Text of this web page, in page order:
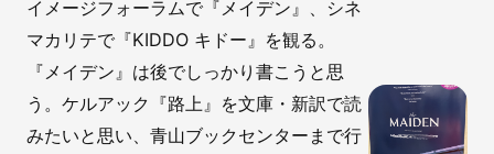
イメージフォーラムで『メイデン』、シネ
マカリテで『KIDDO キドー』を観る。
『メイデン』は後でしっかり書こうと思
う。ケルアック『路上』を文庫・新訳で読
みたいと思い、青山ブックセンターまで行